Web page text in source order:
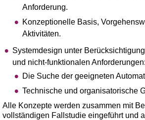
Anforderung.
Konzeptionelle Basis,
Aktivitäten.
Systemdesign unter
und nicht-funktionalen Anforderungen:
Die Suche der geeigneten
Technische und organisatorische
Alle Konzepte werden zusammen mit
vollständigen Fallstudie eingeführt und